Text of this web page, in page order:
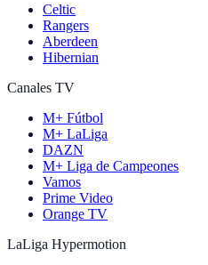
Celtic
Rangers
Aberdeen
Hibernian
Canales TV
M+ Fútbol
M+ LaLiga
DAZN
M+ Liga de Campeones
Vamos
Prime Video
Orange TV
LaLiga Hypermotion